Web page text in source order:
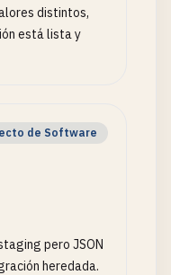
distintos,
está lista y
de Software
pero JSON
heredada.